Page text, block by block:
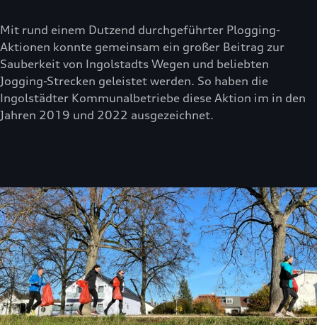
Mit rund einem Dutzend durchgeführter Plogging-
Aktionen konnte gemeinsam ein großer Beitrag zur
Sauberkeit von Ingolstadts Wegen und beliebten
Jogging-Strecken geleistet werden. So haben die
Ingolstädter Kommunalbetriebe diese Aktion im in den
Jahren 2019 und 2022 ausgezeichnet.